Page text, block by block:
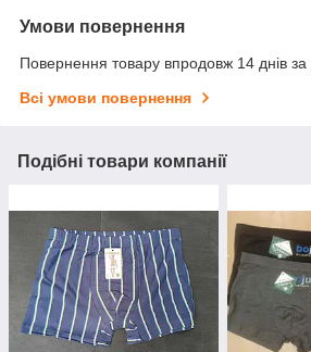
Умови повернення
Повернення товару впродовж 14 днів
Всі умови повернення
Подібні товари компанії